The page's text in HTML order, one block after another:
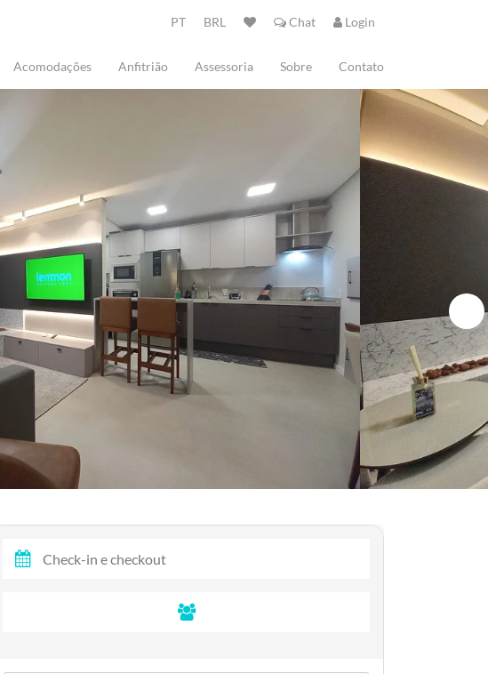
PT BRL Chat Login
Acomodações Anfitrião Assessoria Sobre Contato